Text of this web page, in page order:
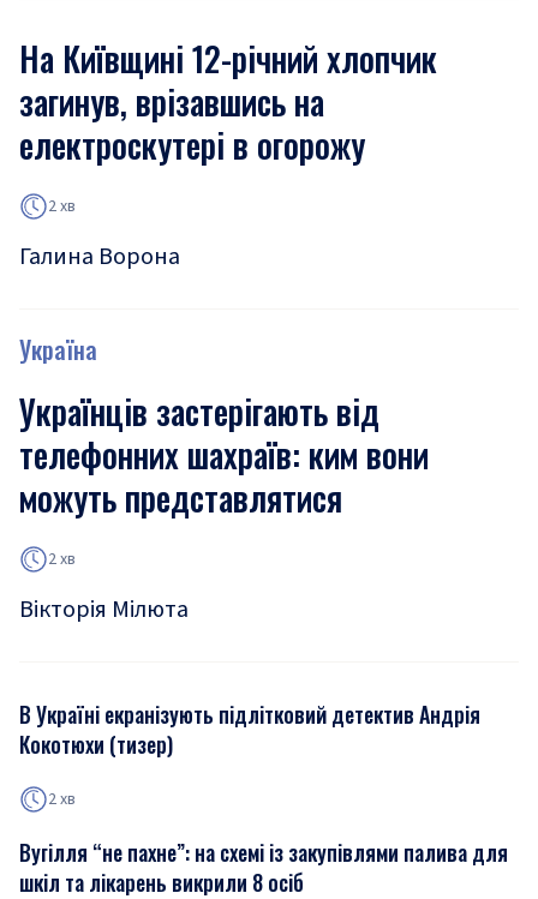
На Київщині 12-річний хлопчик
загинув, врізавшись на
електроскутері в огорожу
2 хв
Галина Ворона
Україна
Українців застерігають від
телефонних шахраїв: ким вони
можуть представлятися
2 хв
Вікторія Мілюта
В Україні екранізують підлітковий детектив Андрія
Кокотюхи (тизер)
2 хв
Вугілля “не пахне”: на схемі із закупівлями палива для
шкіл та лікарень викрили 8 осіб